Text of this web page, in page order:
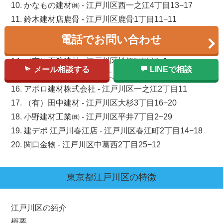
10. かなもの建材㈱ - 江戸川区西一之江4丁目13−17
11. 鈴木建材店鹿骨 - 江戸川区鹿骨1丁目11−11
12. 瀧澤建材 - 江戸川区西小松川町20−5 TKビル
13. （有）鈴木建材店 - 江戸川区篠崎町7丁目11−5
14. （有）石渡建材 - 江戸川区松江5丁目7−1
15. 建デポ 江戸川松本店 - 江戸川区松本2丁目39−1
16. アポロ建材株式会社 - 江戸川区一之江2丁目11
17. （有）田中建材 - 江戸川区大杉3丁目16−20
18. 小野建材工業㈱ - 江戸川区平井7丁目2−29
19. 建デポ 江戸川春江店 - 江戸川区春江町2丁目14−18
20. 関口金物 - 江戸川区中葛西2丁目25−12
東京都江戸川区の特徴
江戸川区の紹介
電話でお問い合わせ
メール相談する LINEで相談